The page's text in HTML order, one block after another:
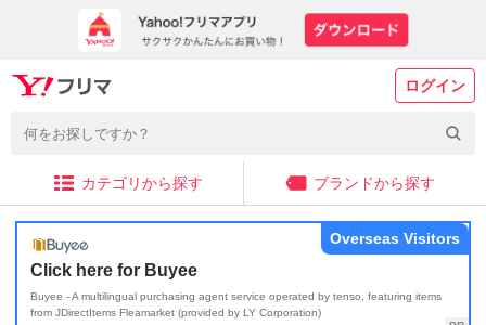
ログイン
カテゴリから探す ブランドから探す
Click here for Buyee
Buyee - A multilingual purchasing agent service operated by tenso, featuring items
from JDirectItems Fleamarket (provided by LY Corporation)
Overseas Visitors